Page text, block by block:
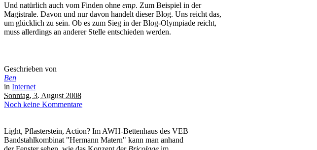
Und natürlich auch vom Finden ohne emp. Zum Beispiel in der
Magistrale. Davon und nur davon handelt dieser Blog. Uns reicht das,
um glücklich zu sein. Ob es zum Sieg in der Blog-Olympiade reicht,
muss allerdings an anderer Stelle entschieden werden.
Geschrieben von
Ben
in Internet
Sonntag, 3. August 2008
Noch keine Kommentare
Light, Pflasterstein, Action? Im AWH-Bettenhaus des VEB
Bandstahlkombinat "Hermann Matern" kann man anhand